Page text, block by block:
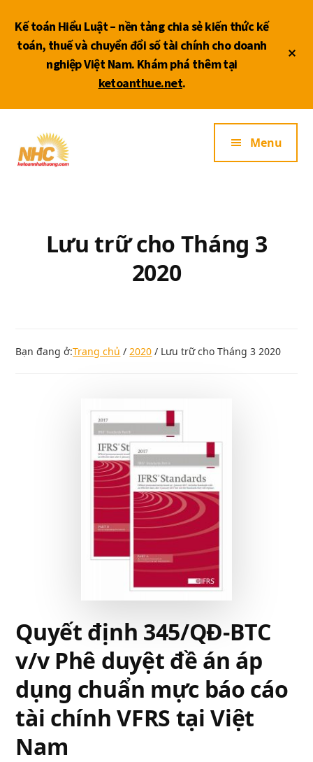
content
qua
primary
sidebar
Kế toán Hiểu Luật – nền tảng chia sẻ kiến thức kế
toán, thuế và chuyển đổi số tài chính cho doanh
nghiệp Việt Nam. Khám phá thêm tại
ketoanthue.net.
menu
vụ
kế
Menu
Lưu trữ cho Tháng 3
2020
Bạn đang ở:Trang chủ / 2020 / Lưu trữ cho Tháng 3 2020
Quyết định 345/QĐ-BTC
v/v Phê duyệt đề án áp
dụng chuẩn mực báo cáo
tài chính VFRS tại Việt
Nam